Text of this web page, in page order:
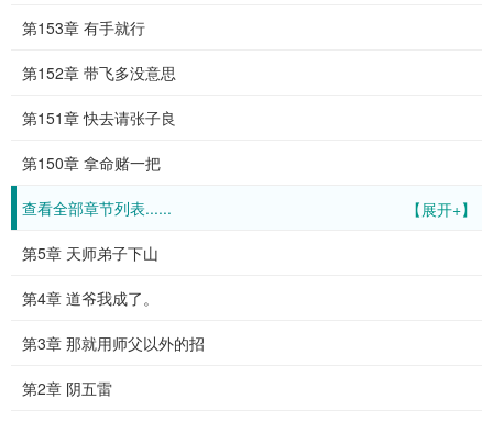
第153章 有手就行
第152章 带飞多没意思
第151章 快去请张子良
第150章 拿命赌一把
【展开+】
查看全部章节列表......
第5章 天师弟子下山
第4章 道爷我成了。
第3章 那就用师父以外的招
第2章 阴五雷